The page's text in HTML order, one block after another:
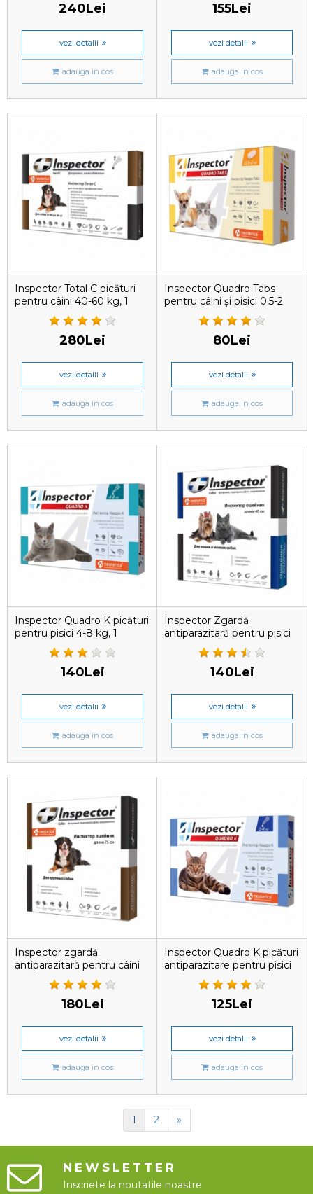
240Lei
vezi detalii
adauga in cos
155Lei
vezi detalii
adauga in cos
Inspector Total C picături
pentru câini 40-60 kg, 1
280Lei
vezi detalii
adauga in cos
Inspector Quadro Tabs
pentru câini și pisici 0,5-2
kg, 1 tableta
80Lei
vezi detalii
adauga in cos
Inspector Quadro K picături
pentru pisici 4-8 kg, 1
140Lei
vezi detalii
adauga in cos
Inspector Zgardă
antiparazitară pentru pisici
și câini de rasă mică, 40 cm
140Lei
vezi detalii
adauga in cos
Inspector zgardă
antiparazitară pentru câini
de rasă mare , 75 cm
180Lei
vezi detalii
adauga in cos
Inspector Quadro K picături
antiparazitare pentru pisici
1-4 kg, 1 pipetă
125Lei
vezi detalii
adauga in cos
1 2 »
NEWSLETTER
Inscriete la noutatile noastre